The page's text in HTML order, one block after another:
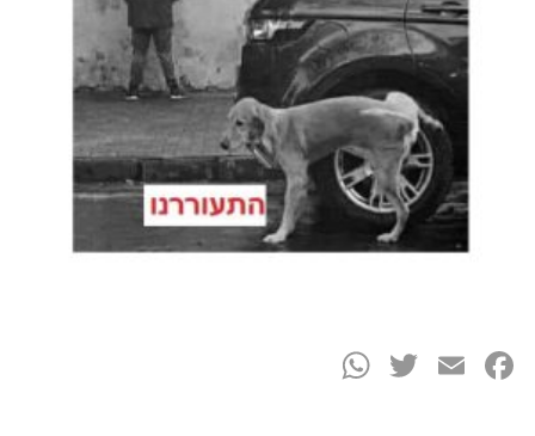
Facebook
Email
Twitter